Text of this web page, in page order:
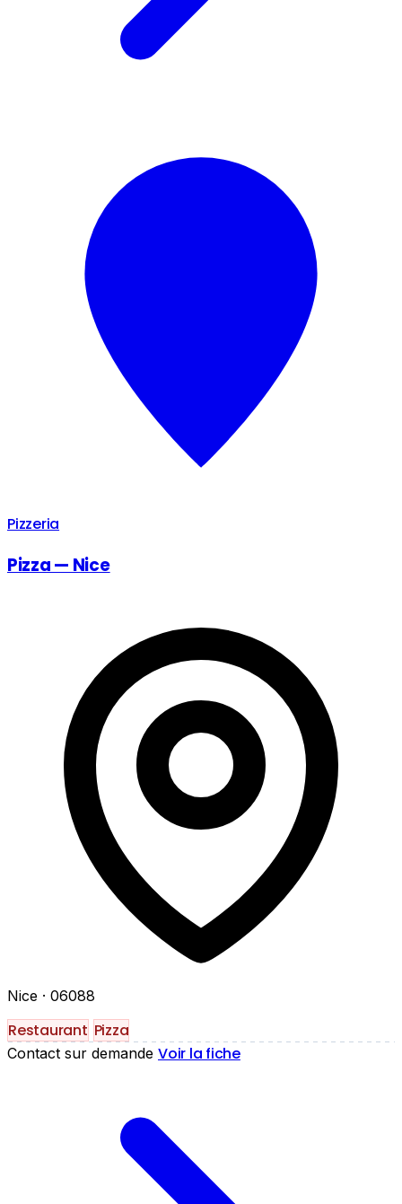
Pizzeria
Pizza — Nice
Nice · 06088
Restaurant Pizza
Contact sur demande Voir la fiche